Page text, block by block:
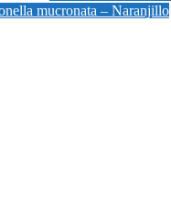
mucronata – Naranjillo